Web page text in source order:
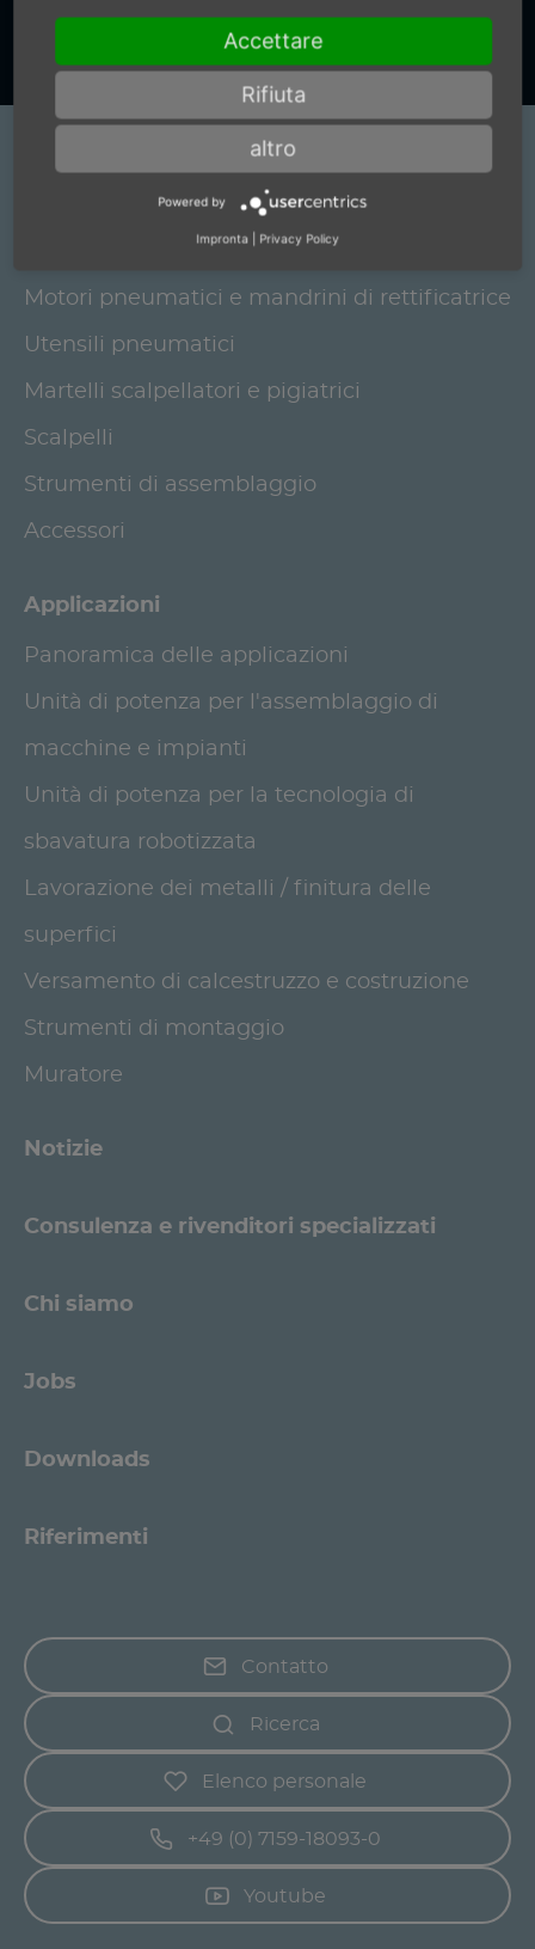
Elettromandrini e azionamenti per spazzole
Motori pneumatici e mandrini di rettificatrice
Utensili pneumatici
Martelli scalpellatori e pigiatrici
Scalpelli
Strumenti di assemblaggio
Accessori
Applicazioni
Panoramica delle applicazioni
Unità di potenza per l'assemblaggio di
macchine e impianti
Unità di potenza per la tecnologia di
sbavatura robotizzata
Lavorazione dei metalli / finitura delle
superfici
Versamento di calcestruzzo e costruzione
Strumenti di montaggio
Muratore
Notizie
Consulenza e rivenditori specializzati
Chi siamo
Jobs
Downloads
Riferimenti
Contatto
Ricerca
Elenco personale
+49 (0) 7159-18093-0
Youtube
Accettare
Rifiuta
altro
Powered by
Impronta Privacy Policy